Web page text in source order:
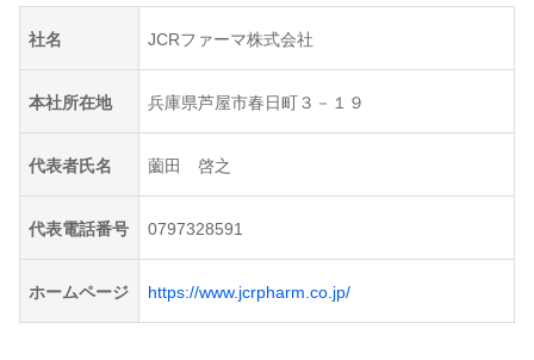
社名 JCRファーマ株式会社
本社所在地 兵庫県芦屋市春日町３－１９
代表者氏名 薗田 啓之
代表電話番号 0797328591
ホームページ https://www.jcrpharm.co.jp/